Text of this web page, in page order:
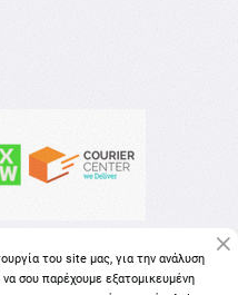
του site μας, για την ανάλυση
σου παρέχουμε εξατομικευμένη